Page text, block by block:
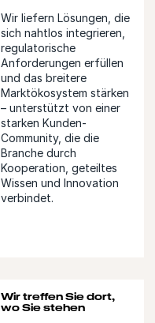
Wir liefern Lösungen, die
sich nahtlos integrieren,
regulatorische
Anforderungen erfüllen
und das breitere
Marktökosystem stärken
– unterstützt von einer
starken Kunden-
Community, die die
Branche durch
Kooperation, geteiltes
Wissen und Innovation
verbindet.
Wir treffen Sie dort,
wo Sie stehen